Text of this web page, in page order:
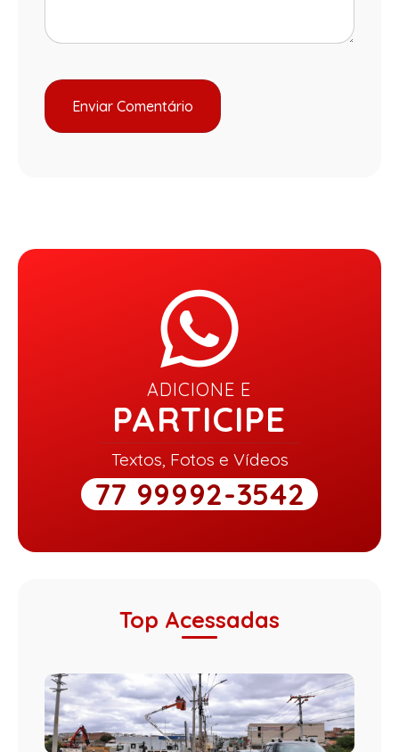
ADICIONE E
PARTICIPE
Textos, Fotos e Vídeos
77 99992-3542
Top Acessadas